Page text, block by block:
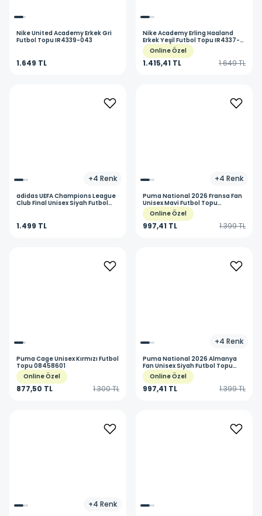
NikeUnited Academy Erkek Gri
Futbol Topu IR4339-043
1.649 TL
NikeAcademy Erling Haaland
Erkek Yeşil Futbol Topu IR4337-
398Online Özel
1.415,41 TL 1.649 TL
+4 Renk
adidasUEFA Champions League
Club Final Unisex Siyah Futbol
1.499 TL
+4 Renk
PumaNational 2026 Fransa Fan
Unisex Mavi Futbol Topu
08496906
Online Özel
997,41 TL 1.399 TL
PumaCage Unisex Kırmızı Futbol
Topu 08458601
Online Özel
877,50 TL 1.300 TL
+4 Renk
PumaNational 2026 Almanya
Fan Unisex Siyah Futbol Topu
08496907
Online Özel
997,41 TL 1.399 TL
+4 Renk